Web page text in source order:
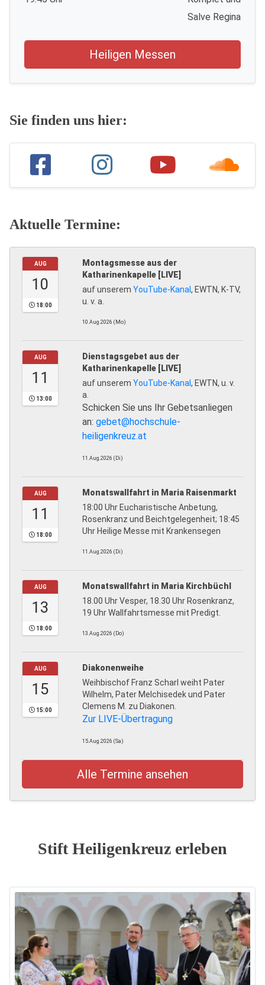
Salve Regina
Heiligen Messen
Sie finden uns hier:
Aktuelle Termine:
AUG
10
18:00
Montagsmesse aus der
Katharinenkapelle [LIVE]
auf unserem YouTube-Kanal, EWTN, K-TV,
u. v. a.
10.Aug.2026 (Mo)
AUG
11
13:00
Dienstagsgebet aus der
Katharinenkapelle [LIVE]
auf unserem YouTube-Kanal, EWTN, u. v.
a.
Schicken Sie uns Ihr Gebetsanliegen
an: gebet@hochschule-
heiligenkreuz.at
11.Aug.2026 (Di)
AUG
11
18:00
Monatswallfahrt in Maria Raisenmarkt
18:00 Uhr Eucharistische Anbetung,
Rosenkranz und Beichtgelegenheit; 18:45
Uhr Heilige Messe mit Krankensegen
11.Aug.2026 (Di)
AUG
13
18:00
Monatswallfahrt in Maria Kirchbüchl
18.00 Uhr Vesper, 18.30 Uhr Rosenkranz,
19 Uhr Wallfahrtsmesse mit Predigt.
13.Aug.2026 (Do)
AUG
15
15:00
Diakonenweihe
Weihbischof Franz Scharl weiht Pater
Wilhelm, Pater Melchisedek und Pater
Clemens M. zu Diakonen.
Zur LIVE-Übertragung
15.Aug.2026 (Sa)
Alle Termine ansehen
Stift Heiligenkreuz erleben